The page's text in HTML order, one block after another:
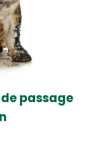
de passage